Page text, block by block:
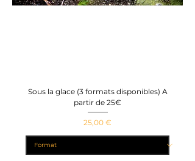
Sous la glace (3 formats disponibles) A
partir de 25€
Prix
25,00 €